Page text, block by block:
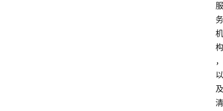
服
务
机
构
，
以
及
清